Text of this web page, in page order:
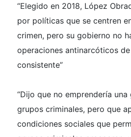
“Elegido en 2018, López
por políticas que se centren
crimen, pero su gobierno no
operaciones antinarcóticos de
consistente”
“Dijo que no emprendería
grupos criminales, pero que
condiciones sociales que